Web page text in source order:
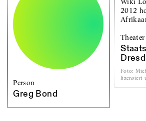
Person
Greg Bond
Theater
Foto:
lizensiert